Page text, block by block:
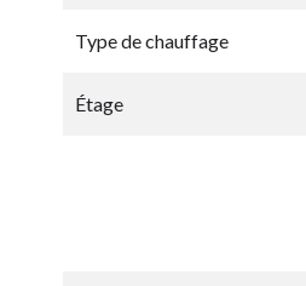
Type de chauffage
Étage